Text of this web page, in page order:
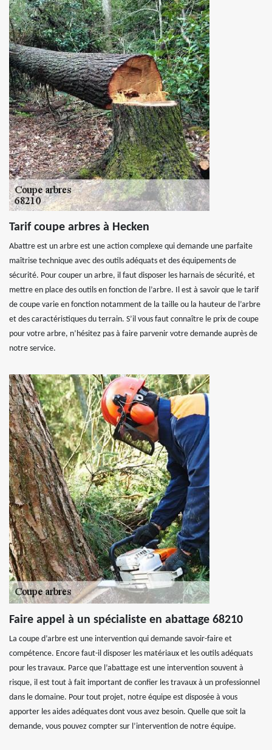
Tarif coupe arbres à Hecken
Abattre est un arbre est une action complexe qui demande une parfaite
maîtrise technique avec des outils adéquats et des équipements de
sécurité. Pour couper un arbre, il faut disposer les harnais de sécurité, et
mettre en place des outils en fonction de l’arbre. Il est à savoir que le tarif
de coupe varie en fonction notamment de la taille ou la hauteur de l’arbre
et des caractéristiques du terrain. S’il vous faut connaître le prix de coupe
pour votre arbre, n’hésitez pas à faire parvenir votre demande auprès de
notre service.
Faire appel à un spécialiste en abattage 68210
La coupe d’arbre est une intervention qui demande savoir-faire et
compétence. Encore faut-il disposer les matériaux et les outils adéquats
pour les travaux. Parce que l’abattage est une intervention souvent à
risque, il est tout à fait important de confier les travaux à un professionnel
dans le domaine. Pour tout projet, notre équipe est disposée à vous
apporter les aides adéquates dont vous avez besoin. Quelle que soit la
demande, vous pouvez compter sur l’intervention de notre équipe.